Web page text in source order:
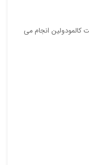
كالمودولين انجام مي